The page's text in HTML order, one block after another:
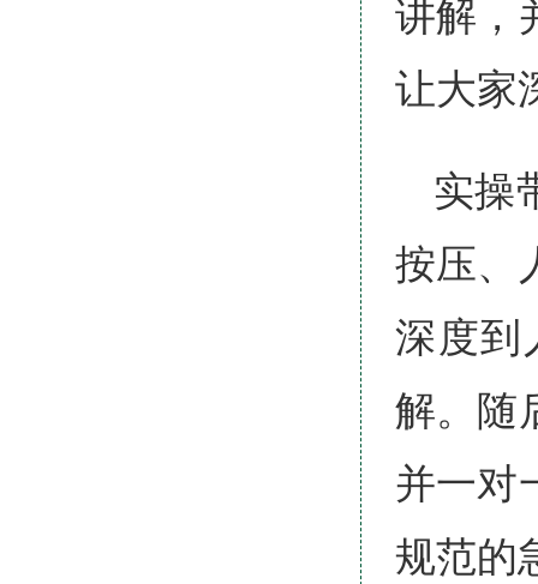
讲解，
让大家
实操
按压、
深度到
解。随
并一对
规范的